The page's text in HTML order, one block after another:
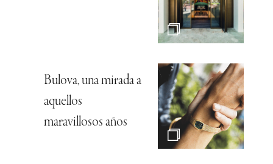
Bulova, una mirada a
aquellos
maravillosos años